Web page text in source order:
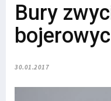
Bury
30.01.2017